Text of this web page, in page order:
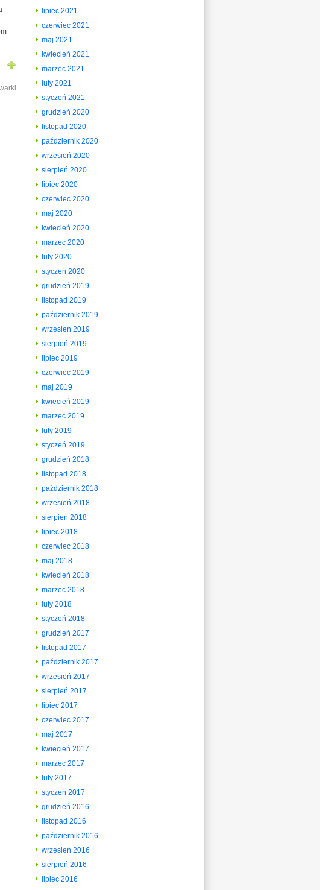
lipiec 2021
czerwiec 2021
maj 2021
kwiecień 2021
marzec 2021
luty 2021
styczeń 2021
grudzień 2020
listopad 2020
październik 2020
wrzesień 2020
sierpień 2020
lipiec 2020
czerwiec 2020
maj 2020
kwiecień 2020
marzec 2020
luty 2020
styczeń 2020
grudzień 2019
listopad 2019
październik 2019
wrzesień 2019
sierpień 2019
lipiec 2019
czerwiec 2019
maj 2019
kwiecień 2019
marzec 2019
luty 2019
styczeń 2019
grudzień 2018
listopad 2018
październik 2018
wrzesień 2018
sierpień 2018
lipiec 2018
czerwiec 2018
maj 2018
kwiecień 2018
marzec 2018
luty 2018
styczeń 2018
grudzień 2017
listopad 2017
październik 2017
wrzesień 2017
sierpień 2017
lipiec 2017
czerwiec 2017
maj 2017
kwiecień 2017
marzec 2017
luty 2017
styczeń 2017
grudzień 2016
listopad 2016
październik 2016
wrzesień 2016
sierpień 2016
lipiec 2016